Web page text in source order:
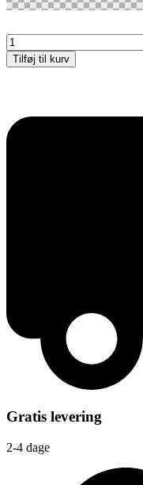
QUICK
BROCHURE
STAND
Tilføj til kurv
Gratis levering
2-4 dage